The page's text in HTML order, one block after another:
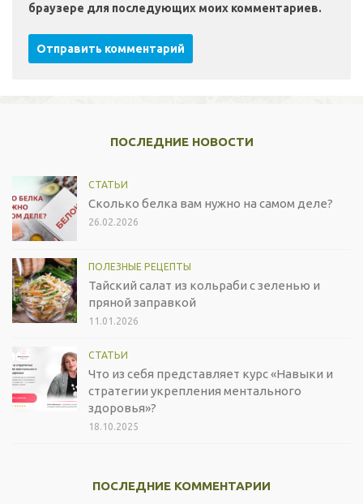
браузере для последующих моих комментариев.
ПОСЛЕДНИЕ НОВОСТИ
СТАТЬИ
Сколько белка вам нужно на самом деле?
26.02.2026
ПОЛЕЗНЫЕ РЕЦЕПТЫ
Тайский салат из кольраби с зеленью и
пряной заправкой
11.01.2026
СТАТЬИ
Что из себя представляет курс «Навыки и
стратегии укрепления ментального
здоровья»?
18.10.2025
ПОСЛЕДНИЕ КОММЕНТАРИИ